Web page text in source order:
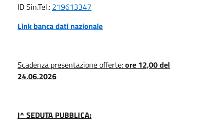
ID Sin.Tel.: 219613347
Link banca dati nazionale
Scadenza presentazione offerte:ore 12,00 del
24.06.2026
I^ SEDUTA PUBBLICA: